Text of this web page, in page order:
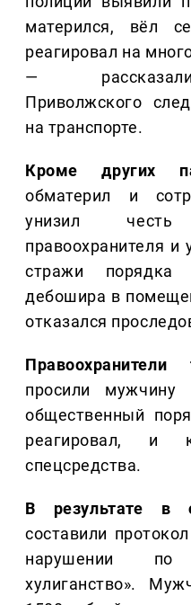
матерился, вёл
реагировал на
—
Приволжского
на транспорте.
Кроме других
обматерил и
унизил
правоохранителя
стражи порядка
дебошира в
отказался
просили мужчину
общественный
реагировал, и
спецсредства.
В результате в
составили
нарушении по
хулиганство».